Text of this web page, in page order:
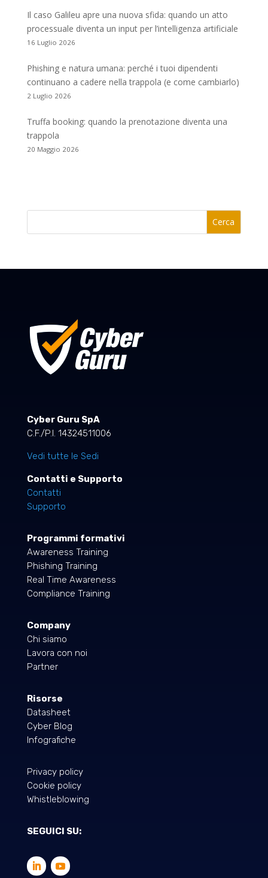
Il caso Galileu apre una nuova sfida: quando un atto
processuale diventa un input per l’intelligenza artificiale
16 Luglio 2026
Phishing e natura umana: perché i tuoi dipendenti
continuano a cadere nella trappola (e come cambiarlo)
2 Luglio 2026
Truffa booking: quando la prenotazione diventa una
trappola
20 Maggio 2026
Cerca
Cyber Guru SpA
C.F./P.I. 14324511006
Vedi tutte le Sedi
Contatti e Supporto
Contatti
Supporto
Programmi formativi
Awareness Training
Phishing Training
Real Time Awareness
Compliance Training
Company
Chi siamo
Lavora con noi
Partner
Risorse
Datasheet
Cyber Blog
Infografiche
Privacy policy
Cookie policy
Whistleblowing
SEGUICI SU: